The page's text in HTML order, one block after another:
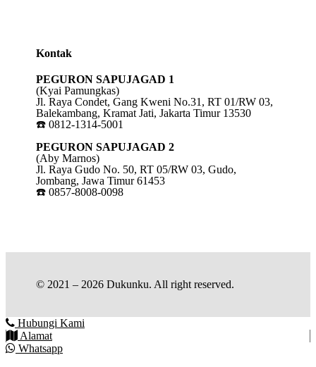
Kontak
PEGURON SAPUJAGAD 1
(Kyai Pamungkas)
Jl. Raya Condet, Gang Kweni No.31, RT 01/RW 03,
Balekambang, Kramat Jati, Jakarta Timur 13530
☎️ 0812-1314-5001
PEGURON SAPUJAGAD 2
(Aby Marnos)
Jl. Raya Gudo No. 50, RT 05/RW 03, Gudo,
Jombang, Jawa Timur 61453
☎️ 0857-8008-0098
© 2021 – 2026 Dukunku. All right reserved.
Hubungi Kami
Alamat
Whatsapp